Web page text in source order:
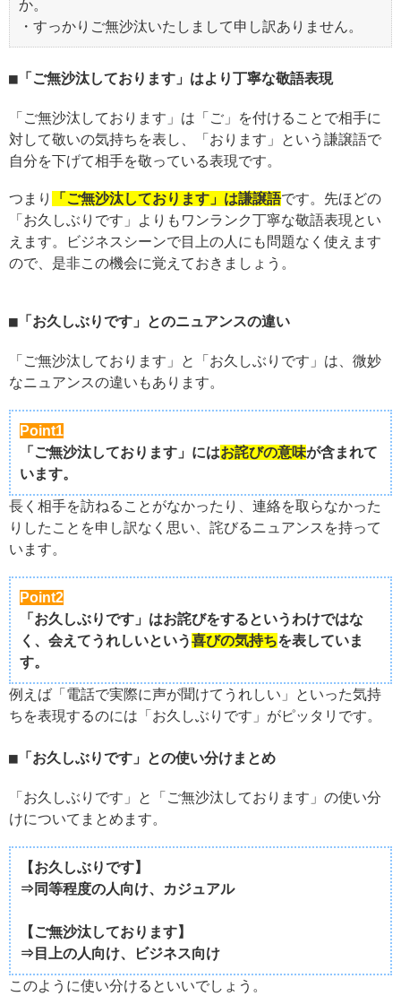
か。
・すっかりご無沙汰いたしまして申し訳ありません。
「ご無沙汰しております」はより丁寧な敬語表現
「ご無沙汰しております」は「ご」を付けることで相手に
対して敬いの気持ちを表し、「おります」という謙譲語で
自分を下げて相手を敬っている表現です。
つまり 「ご無沙汰しております」は謙譲語です。先ほどの
「お久しぶりです」よりもワンランク丁寧な敬語表現とい
えます。ビジネスシーンで目上の人にも問題なく使えます
ので、是非この機会に覚えておきましょう。
「お久しぶりです」とのニュアンスの違い
「ご無沙汰しております」と「お久しぶりです」は、微妙
なニュアンスの違いもあります。
Point1
「ご無沙汰しております」にはお詫びの意味が含まれて
います。
長く相手を訪ねることがなかったり、連絡を取らなかった
りしたことを申し訳なく思い、詫びるニュアンスを持って
います。
Point2
「お久しぶりです」はお詫びをするというわけではな
く、会えてうれしいという喜びの気持ちを表していま
す。
例えば「電話で実際に声が聞けてうれしい」といった気持
ちを表現するのには「お久しぶりです」がピッタリです。
「お久しぶりです」との使い分けまとめ
「お久しぶりです」と「ご無沙汰しております」の使い分
けについてまとめます。
【お久しぶりです】
⇒同等程度の人向け、カジュアル
【ご無沙汰しております】
⇒目上の人向け、ビジネス向け
このように使い分けるといいでしょう。